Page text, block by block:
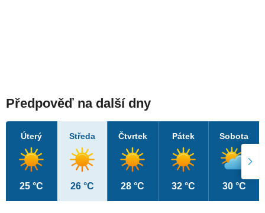
Předpověď na další dny
Úterý
25 °C
Středa
26 °C
Čtvrtek
28 °C
Pátek
32 °C
Sobota
30 °C